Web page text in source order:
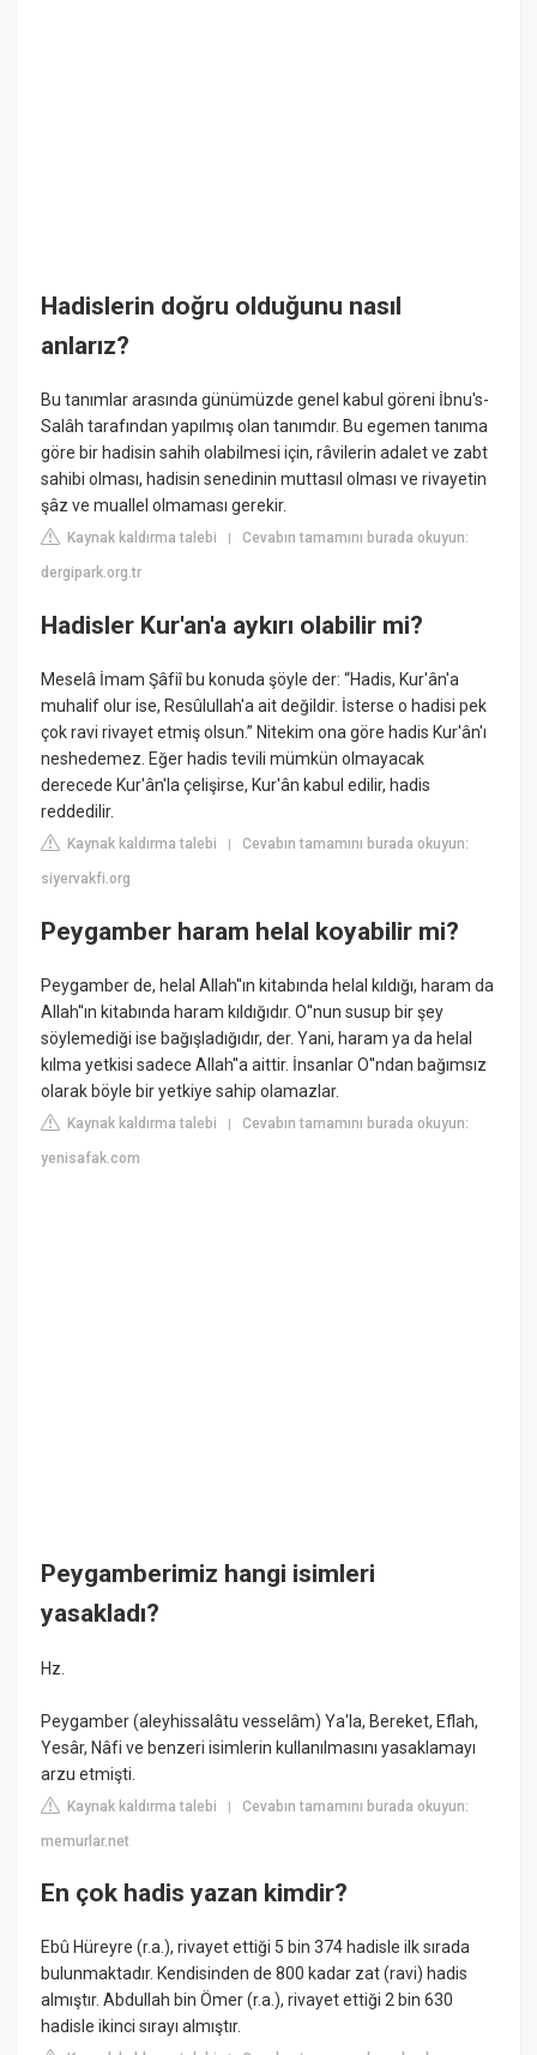
Hadislerin doğru olduğunu nasıl
anlarız?
Bu tanımlar arasında günümüzde genel kabul göreni İbnu's-
Salâh tarafından yapılmış olan tanımdır. Bu egemen tanıma
göre bir hadisin sahih olabilmesi için, râvilerin adalet ve zabt
sahibi olması, hadisin senedinin muttasıl olması ve rivayetin
şâz ve muallel olmaması gerekir.
Kaynak kaldırma talebi |Cevabın tamamını burada okuyun:
dergipark.org.tr
Hadisler Kur'an'a aykırı olabilir mi?
Meselâ İmam Şâfiî bu konuda şöyle der: “Hadis, Kur'ân'a
muhalif olur ise, Resûlullah'a ait değildir. İsterse o hadisi pek
çok ravi rivayet etmiş olsun.” Nitekim ona göre hadis Kur'ân'ı
neshedemez. Eğer hadis tevili mümkün olmayacak
derecede Kur'ân'la çelişirse, Kur'ân kabul edilir, hadis
reddedilir.
Kaynak kaldırma talebi |Cevabın tamamını burada okuyun:
siyervakfi.org
Peygamber haram helal koyabilir mi?
Peygamber de, helal Allah''ın kitabında helal kıldığı, haram da
Allah''ın kitabında haram kıldığıdır. O''nun susup bir şey
söylemediği ise bağışladığıdır, der. Yani, haram ya da helal
kılma yetkisi sadece Allah''a aittir. İnsanlar O''ndan bağımsız
olarak böyle bir yetkiye sahip olamazlar.
Kaynak kaldırma talebi |Cevabın tamamını burada okuyun:
yenisafak.com
Peygamberimiz hangi isimleri
yasakladı?
Hz.
Peygamber (aleyhissalâtu vesselâm) Ya'la, Bereket, Eflah,
Yesâr, Nâfi ve benzeri isimlerin kullanılmasını yasaklamayı
arzu etmişti.
Kaynak kaldırma talebi |Cevabın tamamını burada okuyun:
memurlar.net
En çok hadis yazan kimdir?
Ebû Hüreyre (r.a.), rivayet ettiği 5 bin 374 hadisle ilk sırada
bulunmaktadır. Kendisinden de 800 kadar zat (ravi) hadis
almıştır. Abdullah bin Ömer (r.a.), rivayet ettiği 2 bin 630
hadisle ikinci sırayı almıştır.